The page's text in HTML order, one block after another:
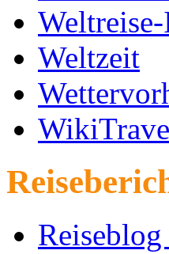
Weltzeit
Reiseblog